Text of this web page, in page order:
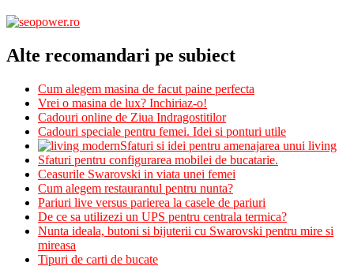
Alte recomandari pe subiect
Cum alegem masina de facut paine perfecta
Vrei o masina de lux? Inchiriaz-o!
Cadouri online de Ziua Indragostitilor
Cadouri speciale pentru femei. Idei si ponturi utile
Sfaturi si idei pentru amenajarea unui living
Sfaturi pentru configurarea mobilei de bucatarie.
Ceasurile Swarovski in viata unei femei
Cum alegem restaurantul pentru nunta?
Pariuri live versus parierea la casele de pariuri
De ce sa utilizezi un UPS pentru centrala termica?
Nunta ideala, butoni si bijuterii cu Swarovski pentru mire si
mireasa
Tipuri de carti de bucate